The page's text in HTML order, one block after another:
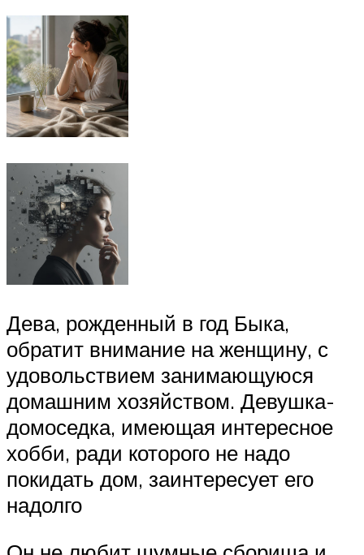
Дева, рожденный в год Быка,
обратит внимание на женщину, с
удовольствием занимающуюся
домашним хозяйством. Девушка-
домоседка, имеющая интересное
хобби, ради которого не надо
покидать дом, заинтересует его
надолго